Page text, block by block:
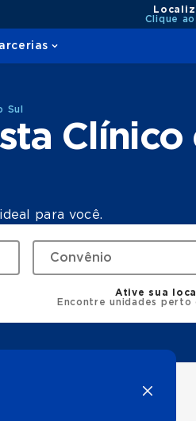
Clique
Sul
Clínico
para você.
Ative sua
Encontre unidades perto